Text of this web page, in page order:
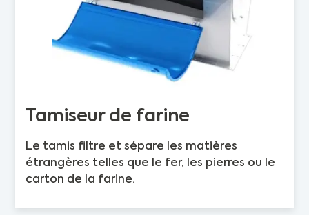
Tamiseur de farine
Le tamis filtre et sépare les matières
étrangères telles que le fer, les pierres ou le
carton de la farine.